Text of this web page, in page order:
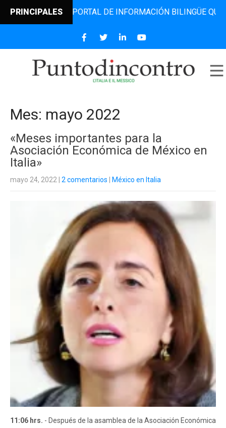
PRINCIPALES
EL PORTAL DE INFORMACIÓN BILINGÜE QUE DESDE 2006
Mes: mayo 2022
«Meses importantes para la
Asociación Económica de México en
Italia»
mayo 24, 2022 2 comentarios México en Italia
11:06 hrs. - Después de la asamblea de la Asociación Económica